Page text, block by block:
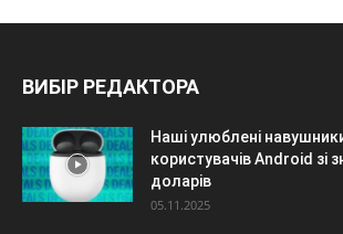
ВИБІР РЕДАКТОРА
Наші улюблені
користувачів Android зі
доларів
05.11.2025